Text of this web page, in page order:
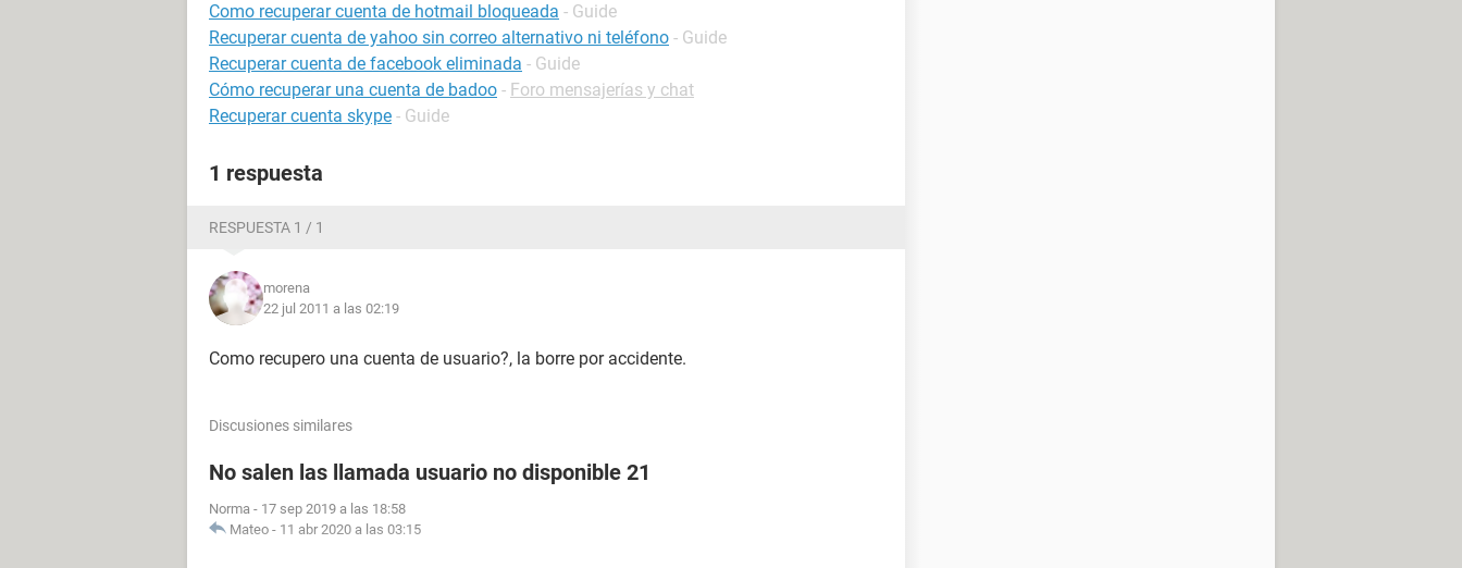
Como recuperar cuenta de hotmail bloqueada - Guide
Recuperar cuenta de yahoo sin correo alternativo ni teléfono - Guide
Recuperar cuenta de facebook eliminada - Guide
Cómo recuperar una cuenta de badoo - Foro mensajerías y chat
Recuperar cuenta skype - Guide
1 respuesta
RESPUESTA 1 / 1
morena
22 jul 2011 a las 02:19
Como recupero una cuenta de usuario?, la borre por accidente.
Discusiones similares
No salen las llamada usuario no disponible 21
Norma - 17 sep 2019 a las 18:58
Mateo - 11 abr 2020 a las 03:15